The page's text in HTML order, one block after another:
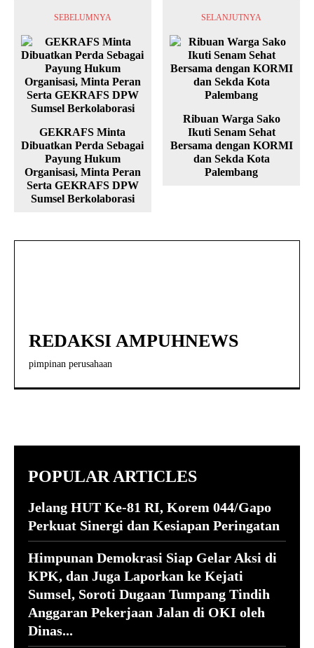
SEBELUMNYA
GEKRAFS Minta
Dibuatkan Perda Sebagai
Payung Hukum
Organisasi, Minta Peran
Serta GEKRAFS DPW
Sumsel Berkolaborasi
SELANJUTNYA
Ribuan Warga Sako
Ikuti Senam Sehat
Bersama dengan KORMI
dan Sekda Kota
Palembang
REDAKSI AMPUHNEWS
pimpinan perusahaan
POPULAR ARTICLES
Jelang HUT Ke-81 RI, Korem 044/Gapo
Perkuat Sinergi dan Kesiapan Peringatan
Himpunan Demokrasi Siap Gelar Aksi di
KPK, dan Juga Laporkan ke Kejati
Sumsel, Soroti Dugaan Tumpang Tindih
Anggaran Pekerjaan Jalan di OKI oleh
Dinas...